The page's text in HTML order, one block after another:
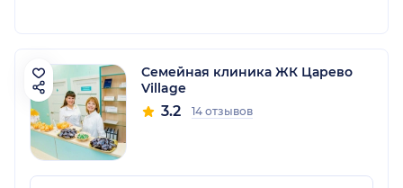
Семейная клиника ЖК Царево
Village
3.2 14 отзывов